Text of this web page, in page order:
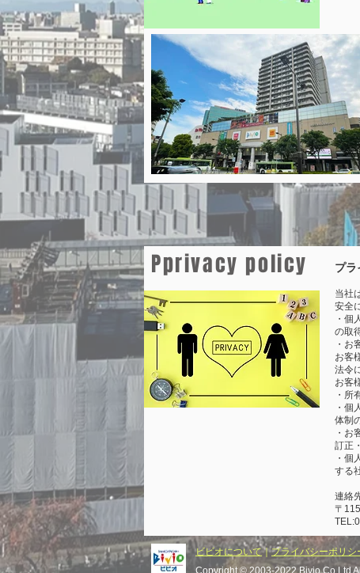
Pprivacy policy プラ
当社
安全
・個
の取
・お
お客
法令
お客
・所
・個
体制
・お
訂正
・個
する
連絡
〒
ビビオについて｜プライバシーポリシ
Copyright © 2003-2022 Bivio Co.Ltd